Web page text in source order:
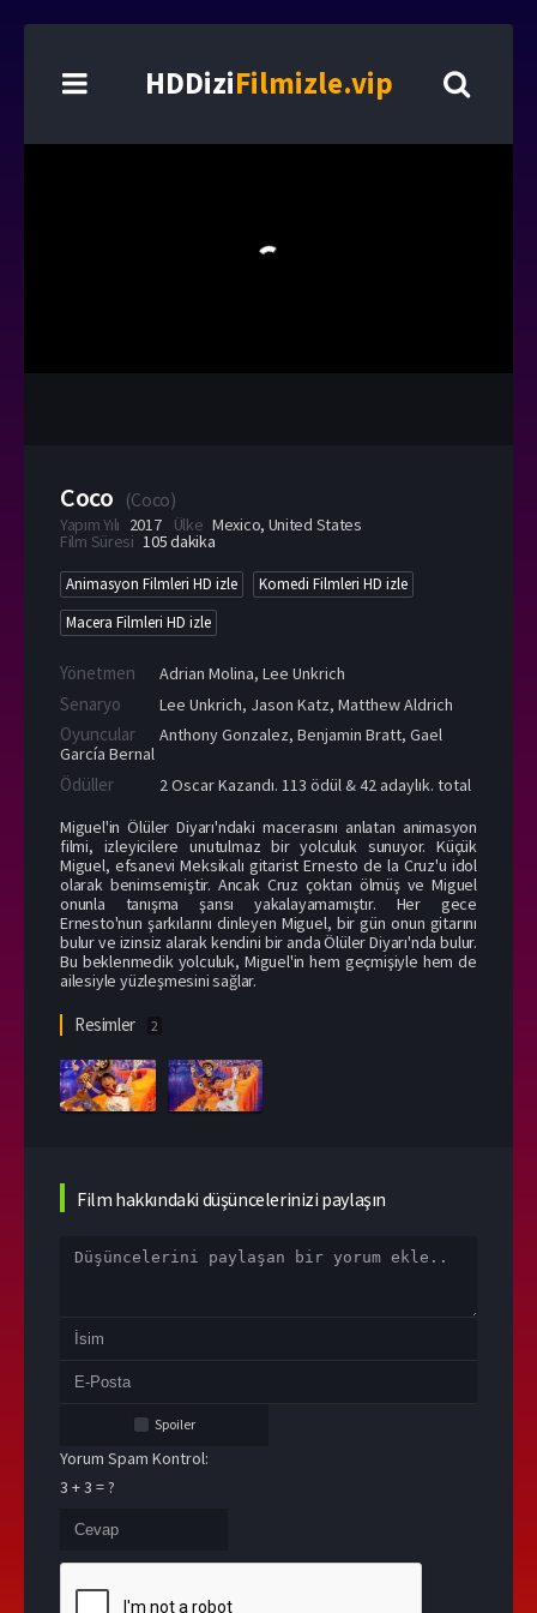
HDDiziFilmizle.vip
Coco (Coco)
Yapım Yılı 2017 Ülke Mexico, United States
Film Süresi 105 dakika
Animasyon Filmleri HD izle
Komedi Filmleri HD izle
Macera Filmleri HD izle
Yönetmen Adrian Molina, Lee Unkrich
Senaryo Lee Unkrich, Jason Katz, Matthew Aldrich
Oyuncular Anthony Gonzalez, Benjamin Bratt, Gael
García Bernal
Ödüller
2 Oscar Kazandı. 113 ödül & 42 adaylık. total
Miguel'in Ölüler Diyarı'ndaki macerasını anlatan animasyon
filmi, izleyicilere unutulmaz bir yolculuk sunuyor. Küçük
Miguel, efsanevi Meksikalı gitarist Ernesto de la Cruz'u idol
olarak benimsemiştir. Ancak Cruz çoktan ölmüş ve Miguel
onunla tanışma şansı yakalayamamıştır. Her gece
Ernesto'nun şarkılarını dinleyen Miguel, bir gün onun gitarını
bulur ve izinsiz alarak kendini bir anda Ölüler Diyarı'nda bulur.
Bu beklenmedik yolculuk, Miguel'in hem geçmişiyle hem de
ailesiyle yüzleşmesini sağlar.
Resimler 2
Film hakkındaki düşüncelerinizi paylaşın
Spoiler
Yorum Spam Kontrol:
3 + 3 = ?